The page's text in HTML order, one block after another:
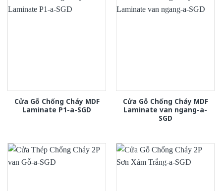
Cửa Gỗ Chống Cháy MDF
Laminate P1-a-SGD
Cửa Gỗ Chống Cháy MDF
Laminate van ngang-a-
SGD